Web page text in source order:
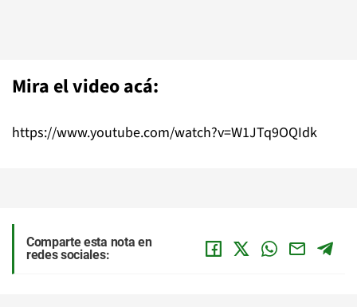
Mira el video acá:
https://www.youtube.com/watch?v=W1JTq9OQIdk
Comparte esta nota en
redes sociales: